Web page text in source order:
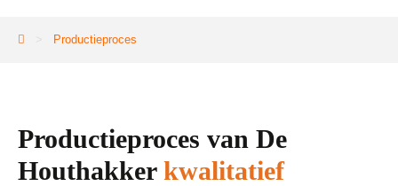
Productieproces
Productieproces van De
Houthakker kwalitatief